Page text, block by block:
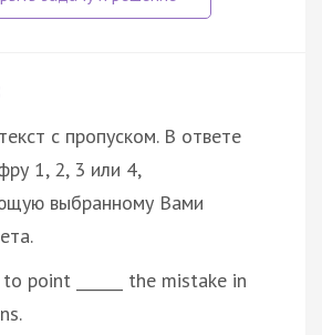
с пропуском. В ответе
1, 2, 3 или 4,
выбранному Вами
point ______ the mistake in